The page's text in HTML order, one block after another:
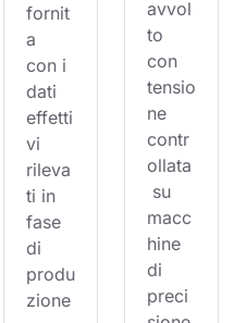
fornit
a
con i
dati
effetti
vi
rileva
ti in
fase
di
produ
zione
avvol
to
con
tensio
ne
contr
ollata
su
macc
hine
di
preci